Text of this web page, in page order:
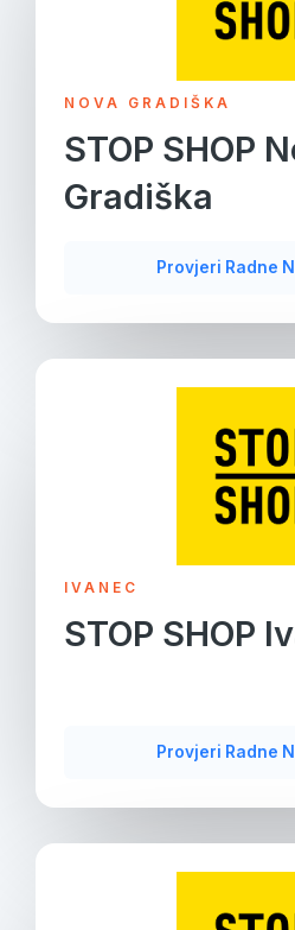
NOVA GRADIŠKA
STOP SHOP
Gradiška
Provjeri Radne
IVANEC
STOP SHOP
Provjeri Radne